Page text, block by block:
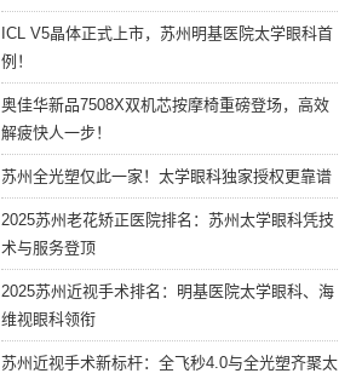
ICL V5晶体正式上市，苏州明基医院太学眼科首
例！
奥佳华新品7508X双机芯按摩椅重磅登场，高效
解疲快人一步！
苏州全光塑仅此一家！太学眼科独家授权更靠谱
2025苏州老花矫正医院排名：苏州太学眼科凭技
术与服务登顶
2025苏州近视手术排名：明基医院太学眼科、海
维视眼科领衔
苏州近视手术新标杆：全飞秒4.0与全光塑齐聚太